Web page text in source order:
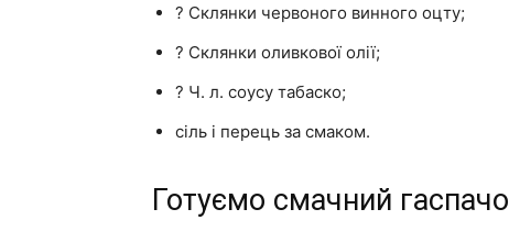
? Склянки червоного винного оцту;
? Склянки оливкової олії;
? Ч. л. соусу табаско;
сіль і перець за смаком.
Готуємо смачний гаспачо